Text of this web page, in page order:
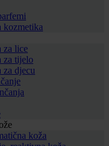
kozmetika
za lice
za tijelo
za djecu
koža